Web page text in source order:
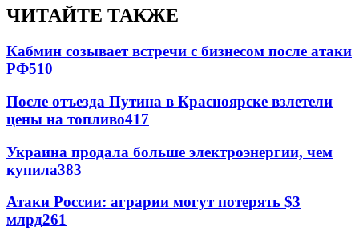
ЧИТАЙТЕ ТАКЖЕ
Кабмин созывает встречи с бизнесом после атаки
РФ510
После отъезда Путина в Красноярске взлетели
цены на топливо417
Украина продала больше электроэнергии, чем
купила383
Атаки России: аграрии могут потерять $3
млрд261